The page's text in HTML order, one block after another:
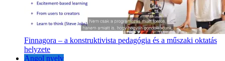
Finnagora – a konstruktivista pedagógia és a műszaki oktatás
helyzete
Angol nyelv